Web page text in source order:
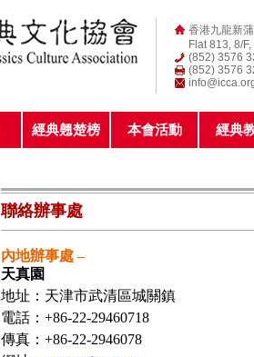
香港九龍新
Flat 813, 8/
(852) 3576
(852) 3576
經典翹楚榜 本會活動 經典
聯絡辦事處
內地辦事處–
天真園
地址： 天津市武清區城關鎮
電話：+86-22-29460718
傳真：+86-22-2946078